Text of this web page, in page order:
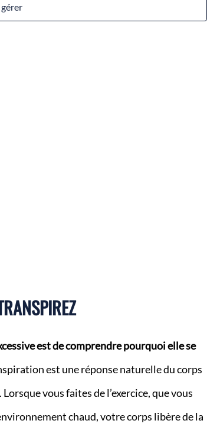
est de comprendre pourquoi elle se
est une réponse naturelle du corps
vous faites de l’exercice, que vous
chaud, votre corps libère de la